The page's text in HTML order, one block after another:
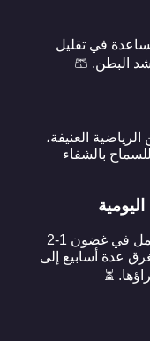
في تقليل
البطن. 🩳
الرياضية العنيفة،
لمدة 4-6 أسابيع للسماح بالشفاء
يمكن لمعظم النساء العودة إلى العمل في غضون 1-2
عدة أسابيع إلى
⏳